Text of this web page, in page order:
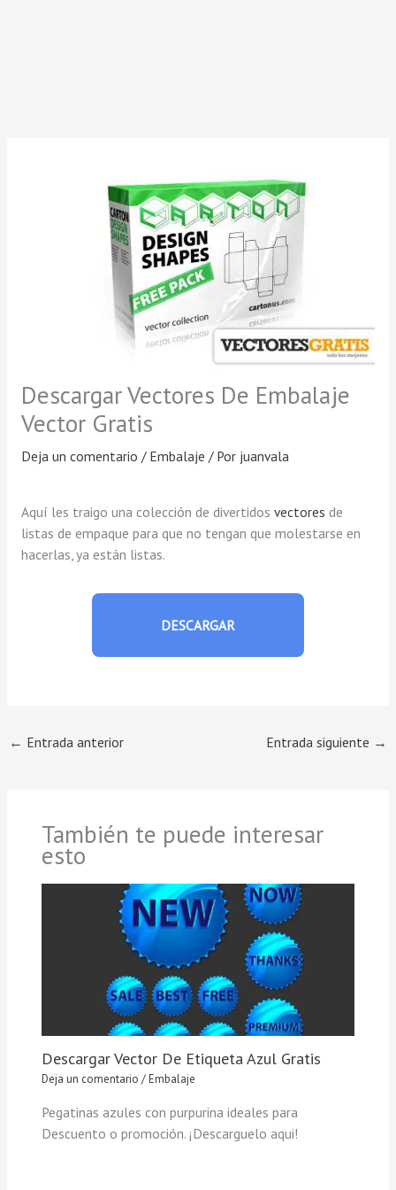
Descargar Vectores De Embalaje
Vector Gratis
Deja un comentario / Embalaje / Por juanvala
Aquí les traigo una colección de divertidos vectores de
listas de empaque para que no tengan que molestarse en
hacerlas, ya están listas.
DESCARGAR
← Entrada anterior Entrada siguiente →
También te puede interesar
esto
Descargar Vector De Etiqueta Azul Gratis
Deja un comentario /Embalaje
Pegatinas azules con purpurina ideales para
Descuento o promoción. ¡Descarguelo aqui!